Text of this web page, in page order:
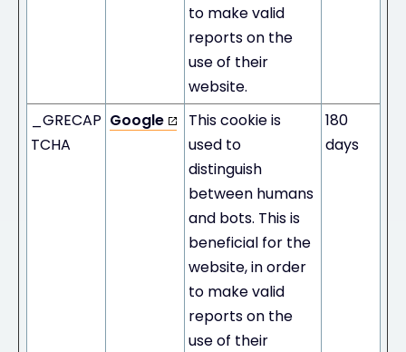
to make valid
reports on the
use of their
website.
_GRECAP
TCHA
Google
This cookie is
used to
distinguish
between humans
and bots. This is
beneficial for the
website, in order
to make valid
reports on the
use of their
180
days